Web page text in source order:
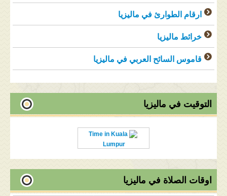
ارقام الطوارئ في ماليزيا
خرائط ماليزيا
قاموس السائح العربي في ماليزيا
التوقيت في ماليزيا
Time in Kuala
Lumpur
اوقات الصلاة في ماليزيا